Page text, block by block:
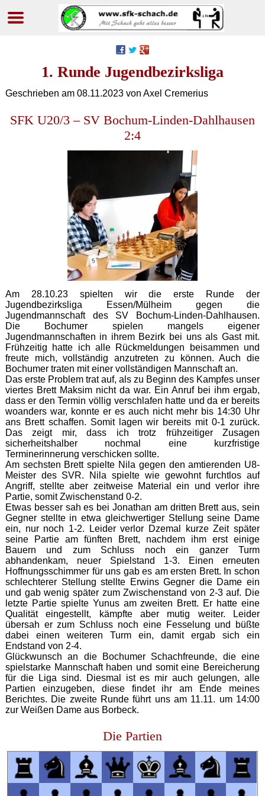
1. Runde Jugendbezirksliga
Geschrieben am 08.11.2023von Axel Cremerius
SFK U20/3 – SV Bochum-Linden-Dahlhausen
2:4
Am 28.10.23 spielten wir die erste Runde der
Jugendbezirksliga Essen/Mülheim gegen die
Jugendmannschaft des SV Bochum-Linden-Dahlhausen.
Die Bochumer spielen mangels eigener
Jugendmannschaften in ihrem Bezirk bei uns als Gast mit.
Frühzeitig hatte ich alle Rückmeldungen beisammen und
freute mich, vollständig anzutreten zu können. Auch die
Bochumer traten mit einer vollständigen Mannschaft an.
Das erste Problem trat auf, als zu Beginn des Kampfes unser
viertes Brett Maksim nicht da war. Ein Anruf bei ihm ergab,
dass er den Termin völlig verschlafen hatte und da er bereits
woanders war, konnte er es auch nicht mehr bis 14:30 Uhr
ans Brett schaffen. Somit lagen wir bereits mit 0-1 zurück.
Das zeigt mir, dass ich trotz frühzeitiger Zusagen
sicherheitshalber nochmal eine kurzfristige
Terminerinnerung verschicken sollte.
Am sechsten Brett spielte Nila gegen den amtierenden U8-
Meister des SVR. Nila spielte wie gewohnt furchtlos auf
Angriff, stellte aber zeitweise Material ein und verlor ihre
Partie, somit Zwischenstand 0-2.
Etwas besser sah es bei Jonathan am dritten Brett aus, sein
Gegner stellte in etwa gleichwertiger Stellung seine Dame
ein, nur noch 1-2. Leider verlor Dzemal kurze Zeit später
seine Partie am fünften Brett, nachdem ihm erst einige
Bauern und zum Schluss noch ein ganzer Turm
abhandenkam, neuer Spielstand 1-3. Einen erneuten
Hoffnungsschimmer für uns gab es am ersten Brett. In schon
schlechterer Stellung stellte Erwins Gegner die Dame ein
und gab wenig später zum Zwischenstand von 2-3 auf. Die
letzte Partie spielte Yunus am zweiten Brett. Er hatte eine
Qualität eingestellt, kämpfte aber mutig weiter. Leider
übersah er zum Schluss noch eine Fesselung und büßte
dabei einen weiteren Turm ein, damit ergab sich ein
Endstand von 2-4.
Glückwunsch an die Bochumer Schachfreunde, die eine
spielstarke Mannschaft haben und somit eine Bereicherung
für die Liga sind. Diesmal ist es mir auch gelungen, alle
Partien einzugeben, diese findet ihr am Ende meines
Berichtes. Die zweite Runde führt uns am 11.11. um 14:00
zur Weißen Dame aus Borbeck.
Die Partien